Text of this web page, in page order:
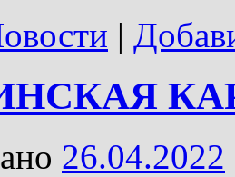
|
26.04.2022